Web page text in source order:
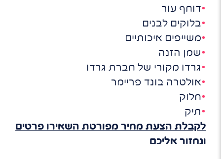
דוחף עור
בלוקים לבנים
משייפים איכותיים
שמן הזנה
גרדו מקורי של חברת גרדו
אולטרה בונד פריימר
חלוק
תיק
לקבלת הצעת מחיר מפורטת השאירו פרטים
ונחזור אליכם